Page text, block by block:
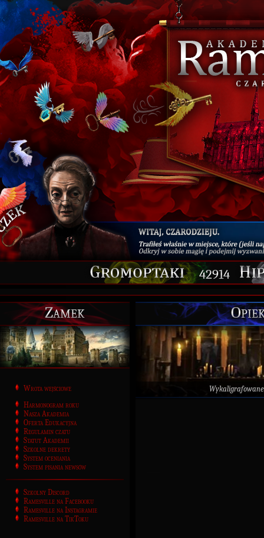
42914
Zamek
Wrota wejściowe
Harmonogram roku
Nasza Akademia
Oferta Edukacyjna
Regulamin czatu
Statut Akademii
Szkolne dekrety
System oceniania
System pisania newsów
Szkolny Discord
Ramesville na Facebooku
Ramesville na Instagramie
Ramesville na TikToku